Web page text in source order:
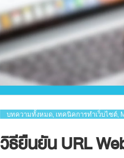
บทความทั้งหมด เทคนิคการทำเว็บไซต์
วิธียืนยัน URL